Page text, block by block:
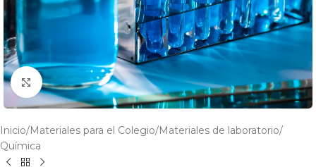
Click to enlarge
Inicio/Materiales para el Colegio/Materiales de laboratorio/
Química